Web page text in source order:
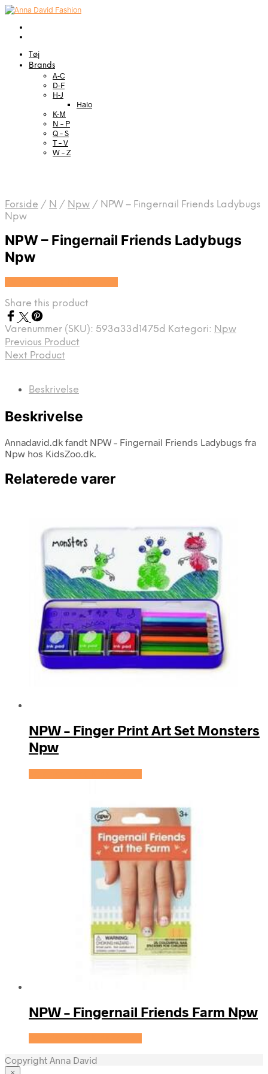
Tøj
Brands
A-C
D-F
H-J
Halo
K-M
N – P
Q – S
T – V
W – Z
Forside / N / Npw / NPW – Fingernail Friends Ladybugs
Npw
NPW – Fingernail Friends Ladybugs
Npw
Share this product
Varenummer (SKU): 593a33d1475d Kategori: Npw
Previous Product
Next Product
Beskrivelse
Beskrivelse
Annadavid.dk fandt NPW – Fingernail Friends Ladybugs fra
Npw hos KidsZoo.dk.
Relaterede varer
NPW – Finger Print Art Set Monsters
Npw
NPW – Fingernail Friends Farm Npw
Copyright Anna David